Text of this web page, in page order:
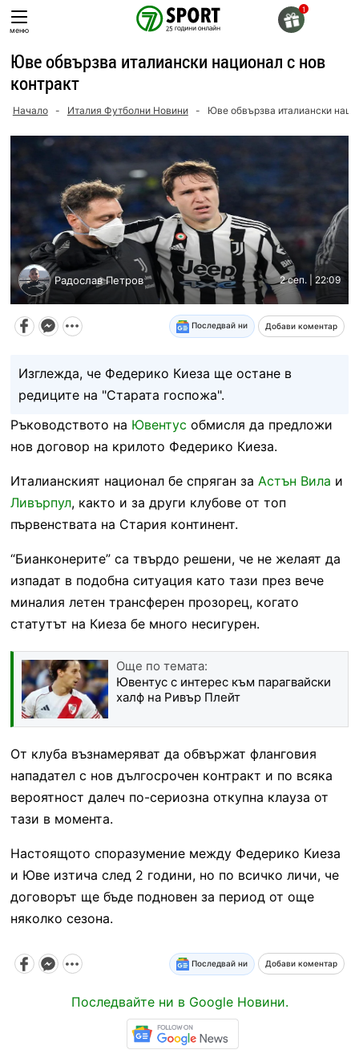
Skip
toменю
Юве обвързва италиански национал с нов
контракт
Начало - Италия Футболни Новини - Юве обвързва италиански
Радослав Петров 2 сеп. | 22:09
Последвай ни Добави коментар
Изглежда, че Федерико Киеза ще остане в
редиците на "Старата госпожа".
Ръководството на Ювентус обмисля да предложи
нов договор на крилото Федерико Киеза.
Италианският национал бе спряган за Астън Вила и
Ливърпул, както и за други клубове от топ
първенствата на Стария континент.
“Бианконерите” са твърдо решени, че не желаят да
изпадат в подобна ситуация като тази през вече
миналия летен трансферен прозорец, когато
статутът на Киеза бе много несигурен.
Още по темата:
Ювентус с интерес към парагвайски
халф на Ривър Плейт
От клуба възнамеряват да обвържат фланговия
нападател с нов дългосрочен контракт и по всяка
вероятност далеч по-сериозна откупна клауза от
тази в момента.
Настоящото споразумение между Федерико Киеза
и Юве изтича след 2 години, но по всичко личи, че
договорът ще бъде подновен за период от още
няколко сезона.
Последвай ни Добави коментар
Последвайте ни в Google Новини.